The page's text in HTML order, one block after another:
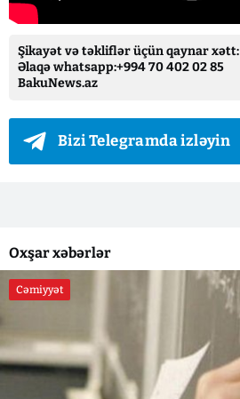
Şikayət və təkliflər üçün qaynar xətt:
Əlaqə whatsapp:+994 70 402 02 85
BakuNews.az
Bizi Telegramda izləyin
Oxşar xəbərlər
Cəmiyyət